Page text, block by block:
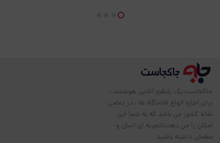
جاکجاست یک پلتفرم آنلاین هوشمند ،
برای اجاره انواع اقامتگاه ها ، در تمامی
نقاط کشور می باشد که به شما این
امکان را می دهد،تاتجربه ای آسان و
مطمئن داشته باشید.